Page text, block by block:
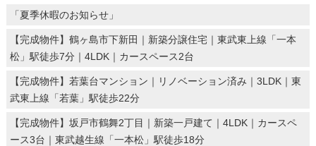
「夏季休暇のお知らせ」
【完成物件】鶴ヶ島市下新田｜新築分譲住宅｜東武東上線「一本
松」駅徒歩7分｜4LDK｜カースペース2台
【完成物件】若葉台マンション｜リノベーション済み｜3LDK｜東
武東上線「若葉」駅徒歩22分
【完成物件】坂戸市鶴舞2丁目｜新築一戸建て｜4LDK｜カースペ
ース3台｜東武越生線「一本松」駅徒歩18分